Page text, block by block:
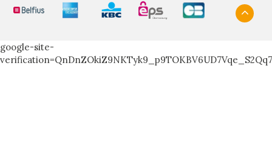
google-site-